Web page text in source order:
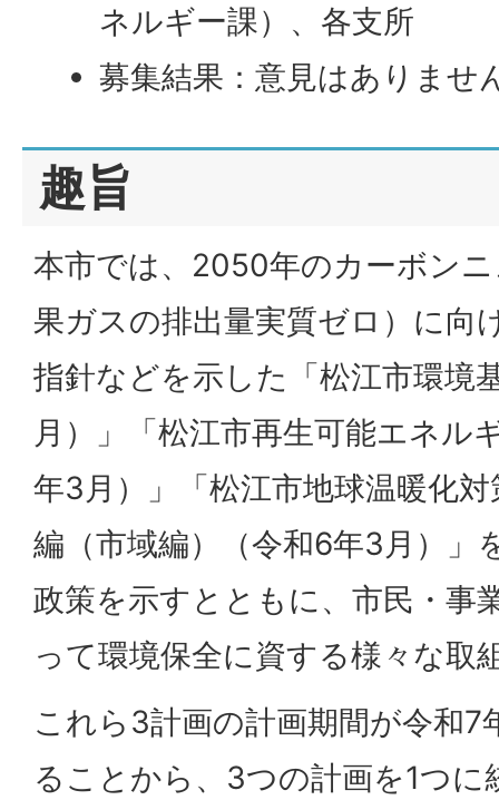
ネルギー課）、各支所
募集結果：意見はありませ
趣旨
本市では、2050年のカーボン
果ガスの排出量実質ゼロ）に向
指針などを示した「松江市環境
月）」「松江市再生可能エネル
年3月）」「松江市地球温暖化
編（市域編）（令和6年3月）」
政策を示すとともに、市民・事
って環境保全に資する様々な取
これら3計画の計画期間が令和7
ることから、3つの計画を1つに